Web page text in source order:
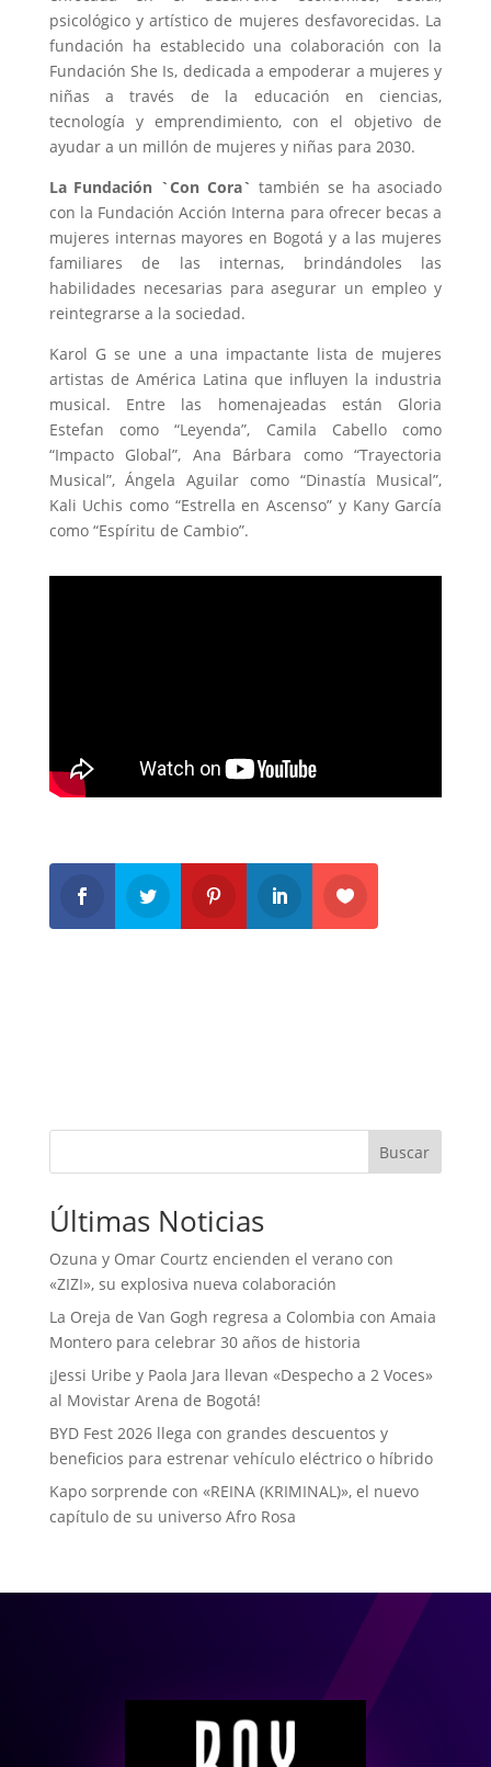
psicológico y artístico de mujeres desfavorecidas. La
fundación ha establecido una colaboración con la
Fundación She Is, dedicada a empoderar a mujeres y
niñas a través de la educación en ciencias,
tecnología y emprendimiento, con el objetivo de
ayudar a un millón de mujeres y niñas para 2030.
La Fundación `Con Cora` también se ha asociado
con la Fundación Acción Interna para ofrecer becas a
mujeres internas mayores en Bogotá y a las mujeres
familiares de las internas, brindándoles las
habilidades necesarias para asegurar un empleo y
reintegrarse a la sociedad.
Karol G se une a una impactante lista de mujeres
artistas de América Latina que influyen la industria
musical. Entre las homenajeadas están Gloria
Estefan como “Leyenda”, Camila Cabello como
“Impacto Global”, Ana Bárbara como “Trayectoria
Musical”, Ángela Aguilar como “Dinastía Musical”,
Kali Uchis como “Estrella en Ascenso” y Kany García
como “Espíritu de Cambio”.
Buscar
Últimas Noticias
Ozuna y Omar Courtz encienden el verano con
«ZIZI», su explosiva nueva colaboración
La Oreja de Van Gogh regresa a Colombia con Amaia
Montero para celebrar 30 años de historia
¡Jessi Uribe y Paola Jara llevan «Despecho a 2 Voces»
al Movistar Arena de Bogotá!
BYD Fest 2026 llega con grandes descuentos y
beneficios para estrenar vehículo eléctrico o híbrido
Kapo sorprende con «REINA (KRIMINAL)», el nuevo
capítulo de su universo Afro Rosa